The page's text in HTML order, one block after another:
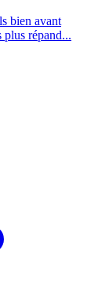
bien avant
plus répand...